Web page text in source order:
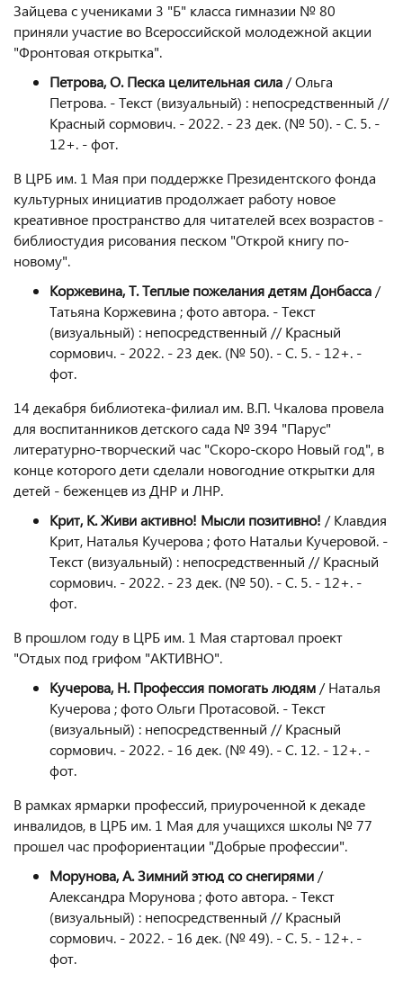
Зайцева с учениками 3 "Б" класса гимназии № 80
приняли участие во Всероссийской молодежной акции
"Фронтовая открытка".
Петрова, О. Песка целительная сила / Ольга
Петрова. - Текст (визуальный) : непосредственный //
Красный сормович. - 2022. - 23 дек. (№ 50). - С. 5. -
12+. - фот.
В ЦРБ им. 1 Мая при поддержке Президентского фонда
культурных инициатив продолжает работу новое
креативное пространство для читателей всех возрастов -
библиостудия рисования песком "Открой книгу по-
новому".
Коржевина, Т. Теплые пожелания детям Донбасса /
Татьяна Коржевина ; фото автора. - Текст
(визуальный) : непосредственный // Красный
сормович. - 2022. - 23 дек. (№ 50). - С. 5. - 12+. -
фот.
14 декабря библиотека-филиал им. В.П. Чкалова провела
для воспитанников детского сада № 394 "Парус"
литературно-творческий час "Скоро-скоро Новый год", в
конце которого дети сделали новогодние открытки для
детей - беженцев из ДНР и ЛНР.
Крит, К. Живи активно! Мысли позитивно! / Клавдия
Крит, Наталья Кучерова ; фото Натальи Кучеровой. -
Текст (визуальный) : непосредственный // Красный
сормович. - 2022. - 23 дек. (№ 50). - С. 5. - 12+. -
фот.
В прошлом году в ЦРБ им. 1 Мая стартовал проект
"Отдых под грифом "АКТИВНО".
Кучерова, Н. Профессия помогать людям / Наталья
Кучерова ; фото Ольги Протасовой. - Текст
(визуальный) : непосредственный // Красный
сормович. - 2022. - 16 дек. (№ 49). - С. 12. - 12+. -
фот.
В рамках ярмарки профессий, приуроченной к декаде
инвалидов, в ЦРБ им. 1 Мая для учащихся школы № 77
прошел час профориентации "Добрые профессии".
Морунова, А. Зимний этюд со снегирями /
Александра Морунова ; фото автора. - Текст
(визуальный) : непосредственный // Красный
сормович. - 2022. - 16 дек. (№ 49). - С. 5. - 12+. -
фот.